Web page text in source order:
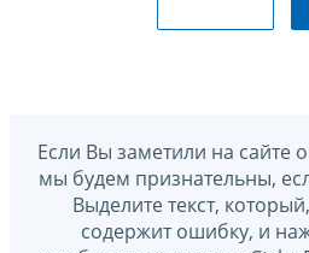
Если Вы заметили на сайте
мы будем признательны,
Выделите текст,
содержит ошибку, и